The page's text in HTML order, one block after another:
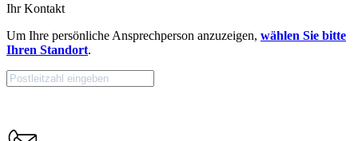
Ihr Kontakt
Um Ihre persönliche Ansprechperson anzuzeigen, wählen Sie bitte
Ihren Standort.